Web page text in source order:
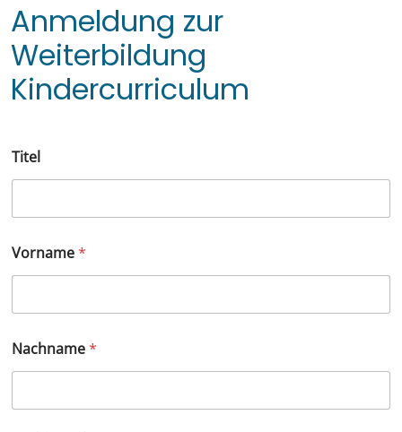
Anmeldung zur
Weiterbildung
Kindercurriculum
Titel
Vorname*
Nachname*